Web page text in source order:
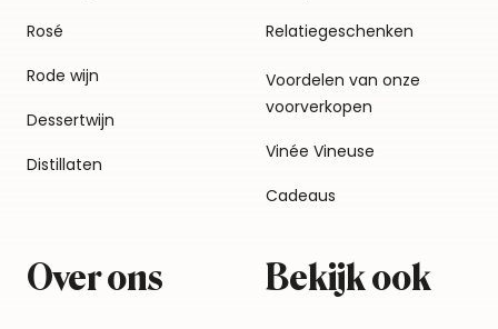
Rosé
Rode wijn
Dessertwijn
Distillaten
Relatiegeschenken
Voordelen van onze
voorverkopen
Vinée Vineuse
Cadeaus
Over ons Bekijk ook